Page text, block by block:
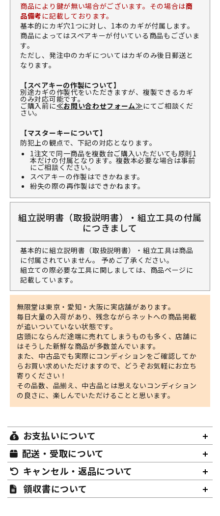
商品により鍵が無い場合がございます。その場合は商
品備考 に記載しております。
基本的にカギ穴1つに対し、1本のカギが付属します。
商品によってはスペアキーが付いている商品もございま
す。
ただし、発注中のカギについてはカギのみ後日郵送と
なります。
【スペアキーの作製について】
別途カギの作製代をいただきますが、複製できるカギ
のみ対応可能です。
ご購入前に≪お問い合わせフォーム≫にてご相談くだ
さい。
【マスターキーについて】
防犯上の観点で、下記の対応となります。
1注文で同一商品を複数台ご購入いただいても原則1
本だけの付属となります。複数本必要な場合は事前
にご相談ください。
スペアキーの作製はできかねます。
紛失の際の再作製はできかねます。
組立説明書（取扱説明書）・組立工具の付属
につきまして
基本的に組立説明書（取扱説明書）・組立工具は商品
に付属されていません。 予めご了承ください。
組立ての際必要な工具に関しましては、商品ページに
記載しています。
無限堂は東京・愛知・大阪に実店舗があります。
毎日大量の入荷があり、残念ながらネットへの商品掲載
が追いついていない状態です。
店頭にならんだ途端に売れてしまうものも多く、店舗に
はそうした新鮮な商品が多数並んでいます。
また、中古品でも実際にコンディションをご確認してか
らお買い求めいただけますので、どうぞお気軽にお立ち
寄りください！
その品数、品揃え、中古品とは思えないコンディション
の良さに、楽しんでいただけることと思います。
お支払いについて
配送・受取について
キャンセル・返品について
領収書について